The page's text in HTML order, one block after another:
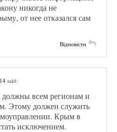
никогда не
от нее отказался сам
Відповісти
said:
должны всем регионам и
Этому должен служить
Крым в
исключением.